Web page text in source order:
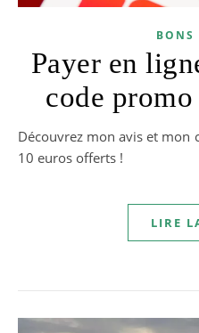
BONS
Payer en
code
Découvrez mon avis et mon
10 euros offerts !
LIRE